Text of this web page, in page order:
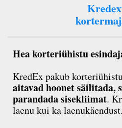
Hea korteriühistu
KredEx pakub
aitavad hoonet säilitada,
parandada sisekliimat.
laenu kui ka